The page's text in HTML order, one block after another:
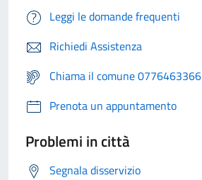
Leggi le domande frequenti
Richiedi Assistenza
Chiama il comune 0776463366
Prenota un appuntamento
Problemi in città
Segnala disservizio